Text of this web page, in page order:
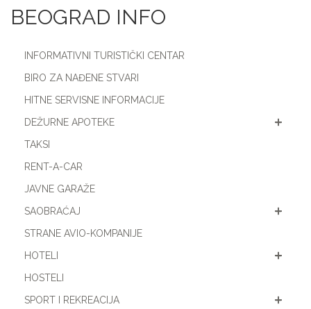
BEOGRAD INFO
INFORMATIVNI TURISTIČKI CENTAR
BIRO ZA NAĐENE STVARI
HITNE SERVISNE INFORMACIJE
DEŽURNE APOTEKE
TAKSI
RENT-A-CAR
JAVNE GARAŽE
SAOBRAĆAJ
STRANE AVIO-KOMPANIJE
HOTELI
HOSTELI
SPORT I REKREACIJA